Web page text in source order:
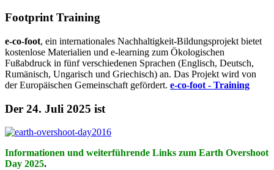
Footprint Training
e-co-foot, ein internationales Nachhaltigkeit-Bildungsprojekt bietet
kostenlose Materialien und e-learning zum Ökologischen
Fußabdruck in fünf verschiedenen Sprachen (Englisch, Deutsch,
Rumänisch, Ungarisch und Griechisch) an. Das Projekt wird von
der Europäischen Gemeinschaft gefördert. e-co-foot - Training
Der 24. Juli 2025 ist
Informationen und weiterführende Links zum Earth Overshoot
Day 2025.